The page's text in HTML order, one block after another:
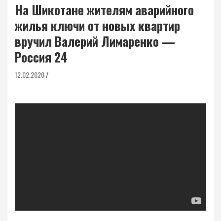
На Шикотане жителям аварийного
жилья ключи от новых квартир
вручил Валерий Лимаренко —
Россия 24
12.02.2020